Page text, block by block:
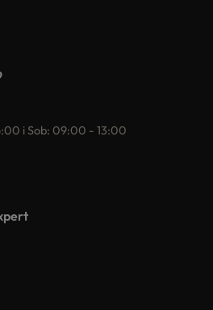
i Sob: 09:00 - 13:00